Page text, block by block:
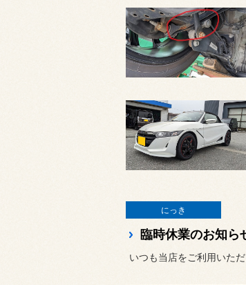
にっき
臨時休業のお知ら
いつも当店をご利用いた